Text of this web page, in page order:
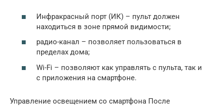
Инфракрасный порт (ИК) – пульт должен
находиться в зоне прямой видимости;
радио-канал – позволяет пользоваться в
пределах дома;
Wi-Fi – позволяют как управлять с пульта, так и
с приложения на смартфоне.
Управление освещением со смартфона После